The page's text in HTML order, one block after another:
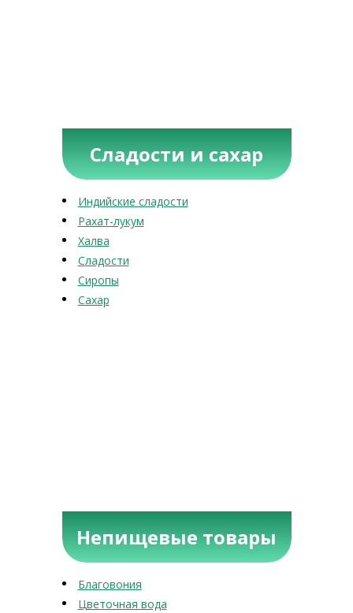
Сладости и сахар
Индийские сладости
Рахат-лукум
Халва
Сладости
Сиропы
Сахар
Непищевые товары
Благовония
Цветочная вода